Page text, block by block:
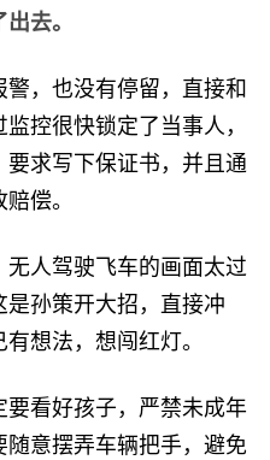
去。
，也没有停留，直接和
控很快锁定了当事人，
求写下保证书，并且通
偿。
人驾驶飞车的画面太过
孙策开大招，直接冲
想法，想闯红灯。
看好孩子，严禁未成年
意摆弄车辆把手，避免